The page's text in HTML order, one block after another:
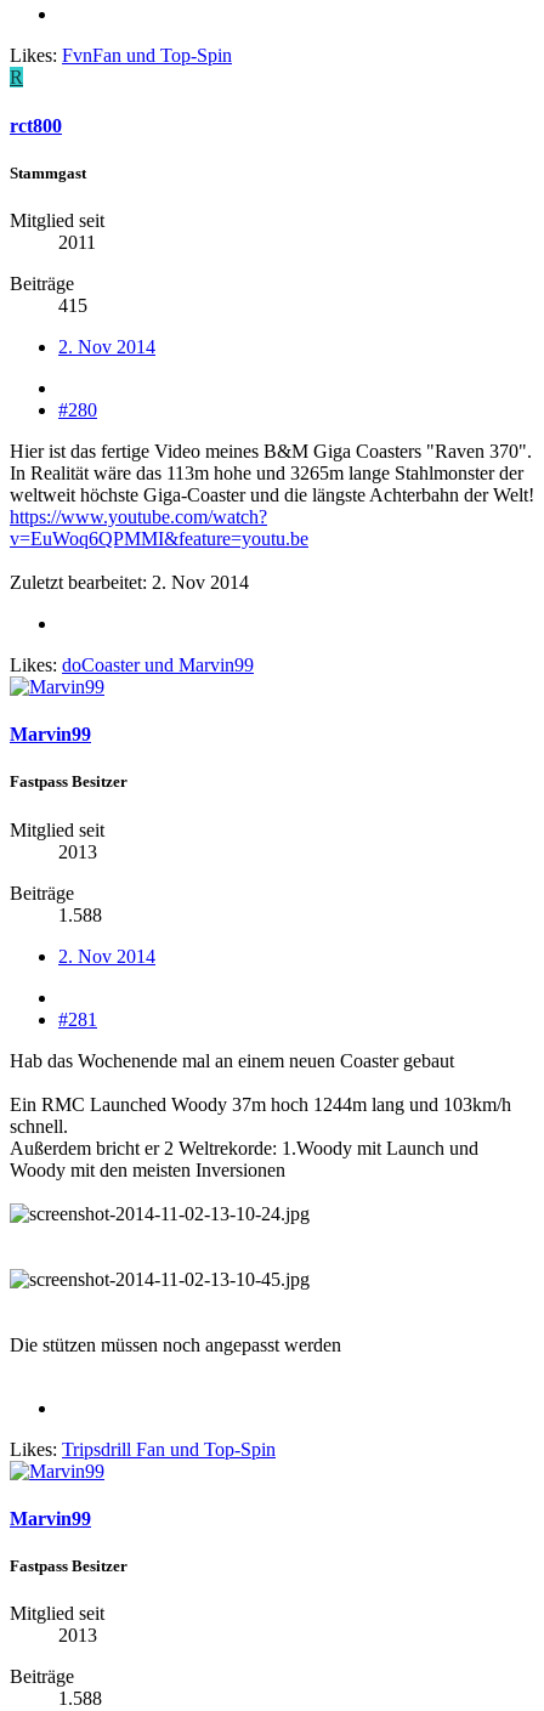
Likes: FvnFan und Top-Spin
R
rct800
Stammgast
Mitglied seit
2011
Beiträge
415
2. Nov 2014
#280
Hier ist das fertige Video meines B&M Giga Coasters "Raven 370".
In Realität wäre das 113m hohe und 3265m lange Stahlmonster der
weltweit höchste Giga-Coaster und die längste Achterbahn der Welt!
https://www.youtube.com/watch?
v=EuWoq6QPMMI&feature=youtu.be
Zuletzt bearbeitet: 2. Nov 2014
Likes: doCoasterund Marvin99
Marvin99
Fastpass Besitzer
Mitglied seit
2013
Beiträge
1.588
2. Nov 2014
#281
Hab das Wochenende mal an einem neuen Coaster gebaut
Ein RMC Launched Woody 37m hoch 1244m lang und 103km/h
schnell.
Außerdem bricht er 2 Weltrekorde: 1.Woody mit Launch und
Woody mit den meisten Inversionen
Die stützen müssen noch angepasst werden
Likes: Tripsdrill Fan und Top-Spin
Marvin99
Fastpass Besitzer
Mitglied seit
2013
Beiträge
1.588